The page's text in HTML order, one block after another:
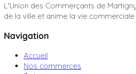
L'Union des Commerçants de
de la ville et anime la vie commerciale
Navigation
Accueil
Nos commerces